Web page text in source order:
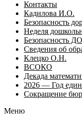
Контакты
Кадилова И.О.
Безопасность
Неделя
Безопасность
Сведения об
Клецко О.Н.
ВСОКО
Декада
2026 — Год
Сокращение
Меню